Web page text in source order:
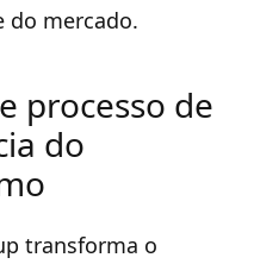
do mercado.
processo de
do
transforma o